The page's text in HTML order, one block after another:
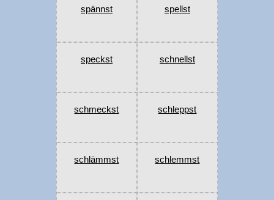
spännst spellst
speckst schnellst
schmeckst schleppst
schlämmst schlemmst